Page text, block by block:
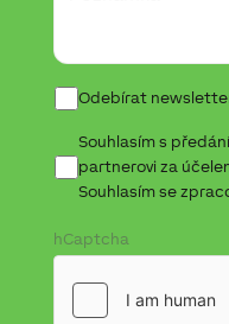
Newsletter
Odebírat
Approval
for
sharing
Souhlasím s
partnerovi za
Souhlasím se
hCaptcha